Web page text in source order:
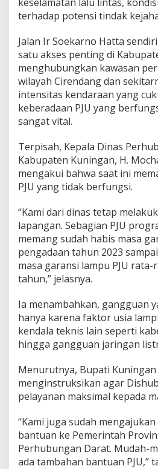
terhadap potensi tindak
Jalan Ir Soekarno Hatta
satu akses penting di
menghubungkan kawasan
wilayah Cirendang dan
intensitas kendaraan yang
keberadaan PJU yang
sangat vital.
Terpisah, Kepala Dinas
Kabupaten Kuningan, H.
mengakui bahwa saat ini
PJU yang tidak berfungsi.
“Kami dari dinas tetap
lapangan. Sebagian PJU
memang sudah habis masa
pengadaan tahun 2023
masa garansi lampu PJU rata-
tahun,” jelasnya.
Ia menambahkan, gangguan
hanya karena faktor usia
kendala teknis lain seperti
hingga gangguan jaringan
Menurutnya, Bupati
menginstruksikan agar
pelayanan maksimal kepada
“Kami juga sudah
bantuan ke Pemerintah
Perhubungan Darat. Mudah-
ada tambahan bantuan PJU,”